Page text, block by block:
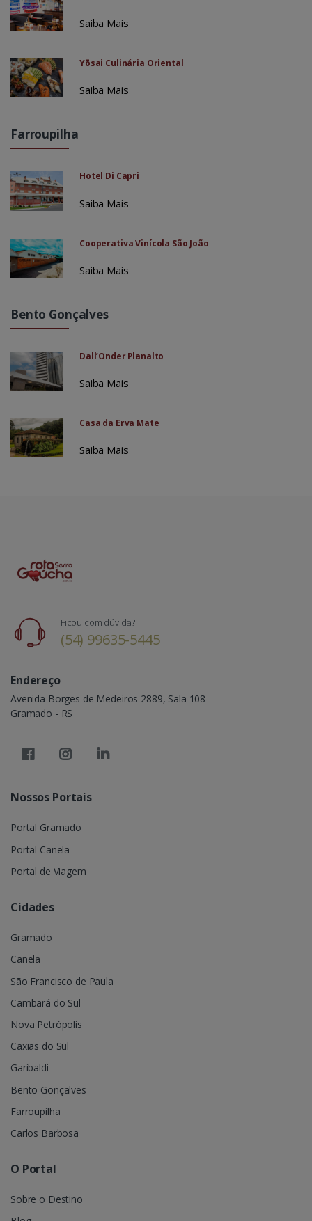
Saiba Mais
Yōsai Culinária Oriental
Saiba Mais
Farroupilha
Hotel Di Capri
Saiba Mais
Cooperativa Vinícola São João
Saiba Mais
Bento Gonçalves
Dall’Onder Planalto
Saiba Mais
Casa da Erva Mate
Saiba Mais
Ficou com dúvida?
(54) 99635-5445
Endereço
Avenida Borges de Medeiros 2889, Sala 108
Gramado - RS
Nossos Portais
Portal Gramado
Portal Canela
Portal de Viagem
Cidades
Gramado
Canela
São Francisco de Paula
Cambará do Sul
Nova Petrópolis
Caxias do Sul
Garibaldi
Bento Gonçalves
Farroupilha
Carlos Barbosa
O Portal
Sobre o Destino